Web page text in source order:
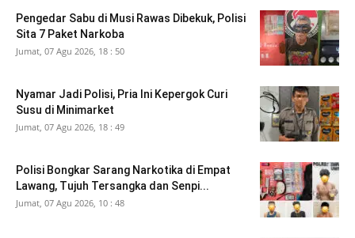
Pengedar Sabu di Musi Rawas Dibekuk, Polisi
Sita 7 Paket Narkoba
Jumat, 07 Agu 2026, 18 : 50
Nyamar Jadi Polisi, Pria Ini Kepergok Curi
Susu di Minimarket
Jumat, 07 Agu 2026, 18 : 49
Polisi Bongkar Sarang Narkotika di Empat
Lawang, Tujuh Tersangka dan Senpi...
Jumat, 07 Agu 2026, 10 : 48